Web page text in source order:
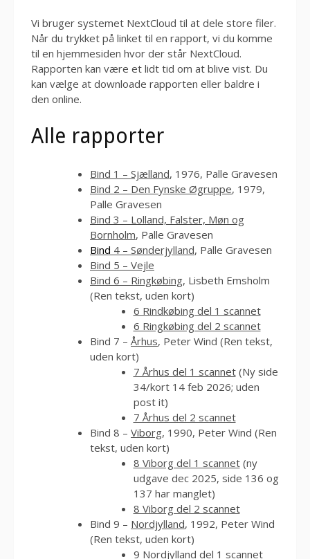
Vi bruger systemet NextCloud til at dele store filer.
Når du trykket på linket til en rapport, vi du komme
til en hjemmesiden hvor der står NextCloud.
Rapporten kan være et lidt tid om at blive vist. Du
kan vælge at downloade rapporten eller baldre i
den online.
Alle rapporter
Bind 1 – Sjælland, 1976, Palle Gravesen
Bind 2 – Den Fynske Øgruppe, 1979,
Palle Gravesen
Bind 3 – Lolland, Falster, Møn og
Bornholm, Palle Gravesen
Bind 4 – Sønderjylland, Palle Gravesen
Bind 5 – Vejle
Bind 6 – Ringkøbing, Lisbeth Emsholm
(Ren tekst, uden kort)
6 Rindkøbing del 1 scannet
6 Ringkøbing del 2 scannet
Bind 7 – Århus, Peter Wind (Ren tekst,
uden kort)
7 Århus del 1 scannet(Ny side
34/kort 14 feb 2026; uden
post it)
7 Århus del 2 scannet
Bind 8 – Viborg, 1990, Peter Wind (Ren
tekst, uden kort)
8 Viborg del 1 scannet(ny
udgave dec 2025, side 136 og
137 har manglet)
8 Viborg del 2 scannet
Bind 9 – Nordjylland, 1992, Peter Wind
(Ren tekst, uden kort)
9 Nordjylland del 1 scannet